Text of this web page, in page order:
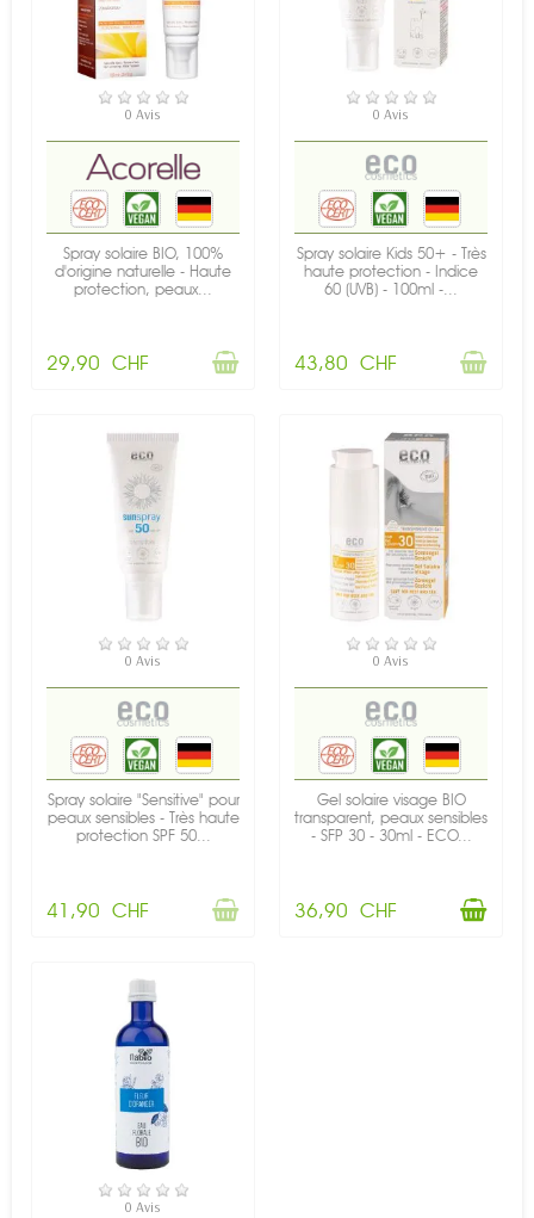
RUPTURE DE STOCK
0 Avis
Spray solaire BIO, 100%
d'origine naturelle - Haute
protection, peaux...
29,90 CHF
RUPTURE DE STOCK
0 Avis
Spray solaire Kids 50+ - Très
haute protection - Indice
60 (UVB) - 100ml -...
43,80 CHF
RUPTURE DE STOCK
0 Avis
Spray solaire "Sensitive" pour
peaux sensibles - Très haute
protection SPF 50...
41,90 CHF
EN STOCK
0 Avis
Gel solaire visage BIO
transparent, peaux sensibles
- SFP 30 - 30ml - ECO...
36,90 CHF
EN STOCK
0 Avis